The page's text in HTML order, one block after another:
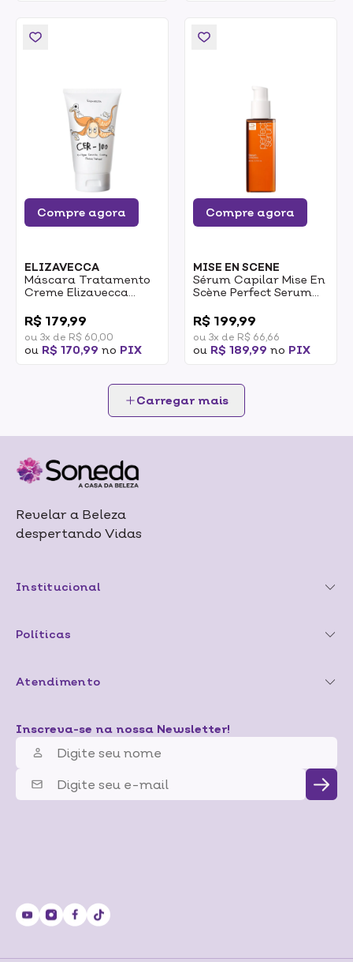
Compre agora
ELIZAVECCA
Máscara Tratamento
Creme Elizavecca
Ceramide Coating
100ml
R$ 179,99
ou 3x de R$ 60,00
ou R$ 170,99 no PIX
Compre agora
MISE EN SCENE
Sérum Capilar Mise En
Scène Perfect Serum
R$ 199,99
ou 3x de R$ 66,66
ou R$ 189,99 no PIX
Carregar mais
Revelar a Beleza
despertando Vidas
Institucional
Políticas
Atendimento
Inscreva-se na nossa Newsletter!